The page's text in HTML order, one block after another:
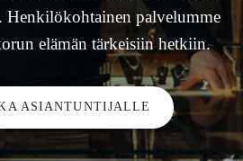
Henkilökohtainen palvelumme
elämän tärkeisiin hetkiin.
ASIANTUNTIJALLE